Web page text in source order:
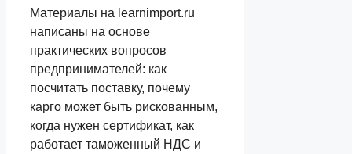
Материалы на learnimport.ru
написаны на основе
практических вопросов
предпринимателей: как
посчитать поставку, почему
карго может быть рискованным,
когда нужен сертификат, как
работает таможенный НДС и